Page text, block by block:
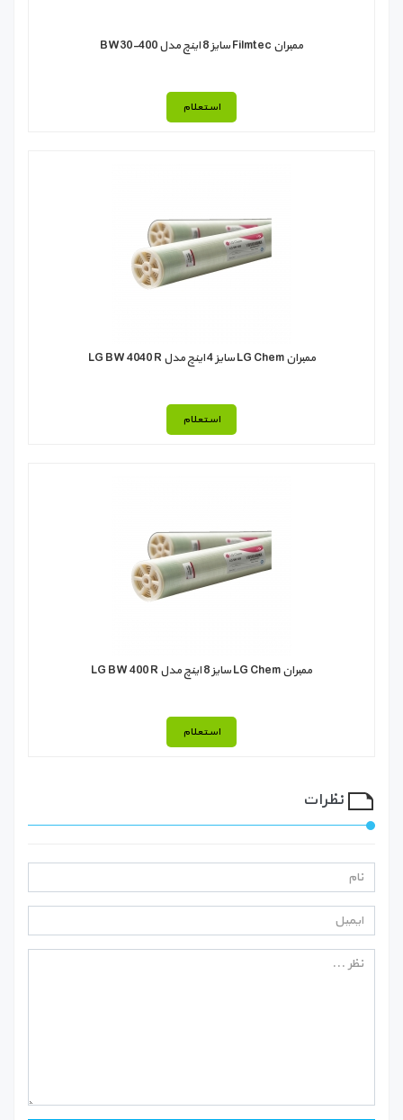
ممبران Filmtec سایز 8 اینچ مدل BW30-400
استعلام
ممبران LG Chem سایز 4 اینچ مدل LG BW 4040 R
استعلام
ممبران LG Chem سایز 8 اینچ مدل LG BW 400 R
استعلام
نظرات